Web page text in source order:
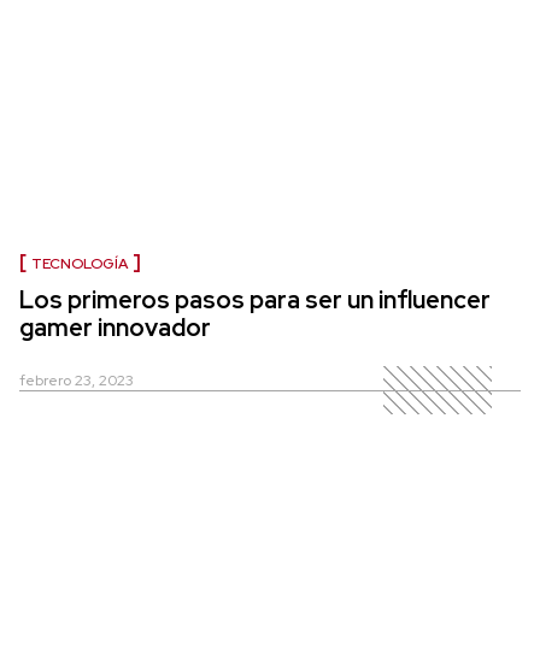
TECNOLOGÍA
Los primeros pasos para ser un influencer
gamer innovador
febrero 23, 2023